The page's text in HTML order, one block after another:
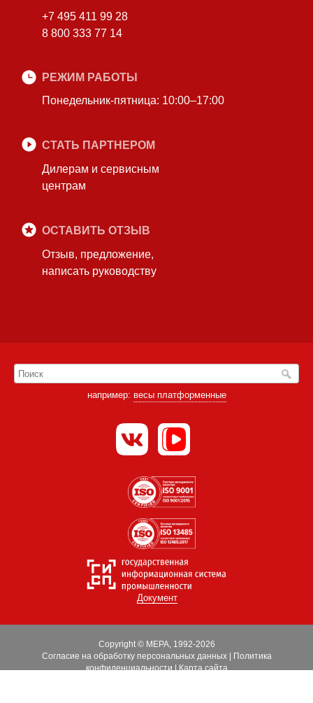
+7 495 411 99 28
8 800 333 77 14
РЕЖИМ РАБОТЫ
Понедельник-пятница: 10:00–17:00
СТАТЬ ПАРТНЕРОМ
Дилерам и сервисным
центрам
ОСТАВИТЬ ОТЗЫВ
Отзыв, предложение,
написать руководству
например: весы платформенные
Документ
Copyright © МЕРА, 1992-2026
Согласие на обработку персональных данных|
Политика
конфиденциальности|Карта сайта